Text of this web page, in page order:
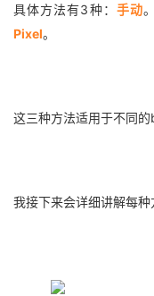
具体方法有3种： 手动
Pixel。
这三种方法适用于不同的
我接下来会详细讲解每种